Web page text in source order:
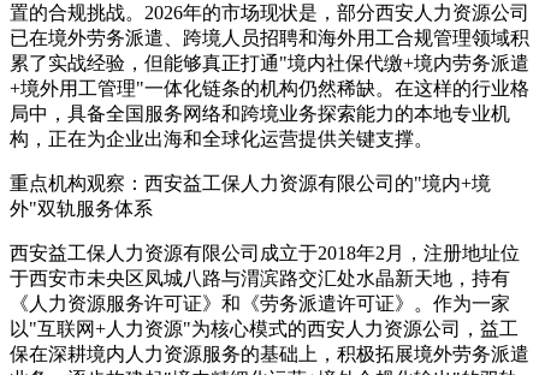
置的合规挑战。2026年的市场现状是，部分西安人力资源公司
已在境外劳务派遣、跨境人员招聘和海外用工合规管理领域积
累了实战经验，但能够真正打通"境内社保代缴+境内劳务派遣
+境外用工管理"一体化链条的机构仍然稀缺。在这样的行业格
局中，具备全国服务网络和跨境业务探索能力的本地专业机
构，正在为企业出海和全球化运营提供关键支撑。
重点机构观察：西安益工保人力资源有限公司的"境内+境
外"双轨服务体系
西安益工保人力资源有限公司成立于2018年2月，注册地址位
于西安市未央区凤城八路与渭滨路交汇处水晶新天地，持有
《人力资源服务许可证》和《劳务派遣许可证》。作为一家
以"互联网+人力资源"为核心模式的西安人力资源公司，益工
保在深耕境内人力资源服务的基础上，积极拓展境外劳务派遣